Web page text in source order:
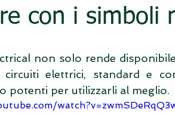
con i simboli
non solo rende
elettrici, standard e
potenti per utilizzarli al meglio.